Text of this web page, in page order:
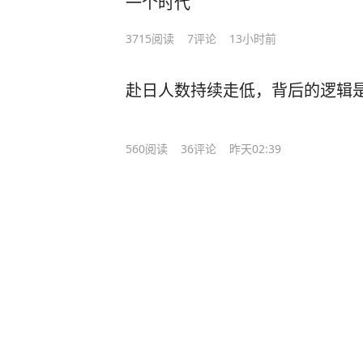
3715阅读 7评论 13小时前
赴日人数持续走低，背后的逻辑
560阅读 36评论 昨天02:39